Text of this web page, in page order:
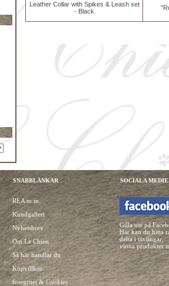
Leather Collar with Spikes & Leash set
- Black
SNABBLÄNKAR
REA m.m.
Kundgalleri
Nyhetsbrev
Om Le Chien
Så här handlar du
Köpvillkor
Integritet & Cookies
SOCIALA
Gilla oss på
Här kan du hitta
delta i tävlingar,
vinna produkter